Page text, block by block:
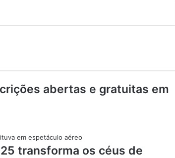
abertas e gratuitas em
transforma os céus de